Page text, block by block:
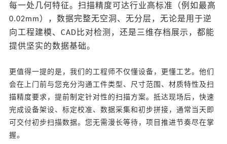
每一处几何特征。扫描精度可达行业高标准（例如最高
0.02mm），数据完整无空洞、无分层，无论是用于逆
向工程建模、 CAD 比对检测，还是三维存档展示，都能
提供坚实的数据基础。
更值得一提的是，我们的工程师不仅懂设备，更懂工艺。他们
会在上门前与您充分沟通工件类型、尺寸范围、材质特性及扫
描精度要求，提前制定针对性的扫描方案。抵达现场后，快速
完成设备架设、标定校准、数据采集和初步拼接，通常当天即
可交付初步扫描数据。您无需漫长等待，项目推进节奏尽在掌
握。